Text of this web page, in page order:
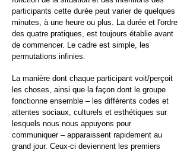
participants cette durée peut varier de quelques
minutes, à une heure ou plus. La durée et l'ordre
des quatre pratiques, est toujours établie avant
de commencer. Le cadre est simple, les
permutations infinies.
La manière dont chaque participant voit/perçoit
les choses, ainsi que la façon dont le groupe
fonctionne ensemble – les différents codes et
attentes sociaux, culturels et esthétiques sur
lesquels nous nous appuyons pour
communiquer – apparaissent rapidement au
grand jour. Ceux-ci deviennent les premiers